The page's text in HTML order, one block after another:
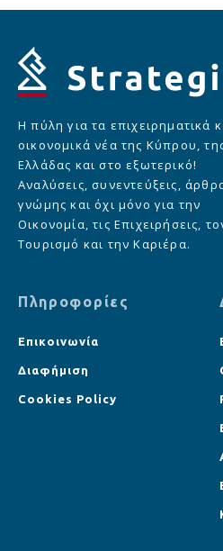
Η πύλη για τα επιχειρηματικά
οικονομικά νέα της Κύπρου,
Ελλάδας και στο εξωτερικό!
Αναλύσεις, συνεντεύξεις,
γνώμης και όχι μόνο για την
Οικονομία, τις Επιχειρήσεις,
Τουρισμό και την Καριέρα.
Πληροφορίες
Επικοινωνία
Διαφήμιση
Cookies Policy